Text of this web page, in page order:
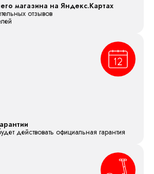
магазина на Яндекс.Картах
отзывов
действовать официальная гарантия